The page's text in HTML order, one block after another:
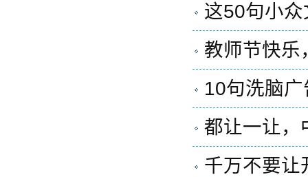
这50句小
教师节快乐
10句洗脑
都让一让，
千万不要让